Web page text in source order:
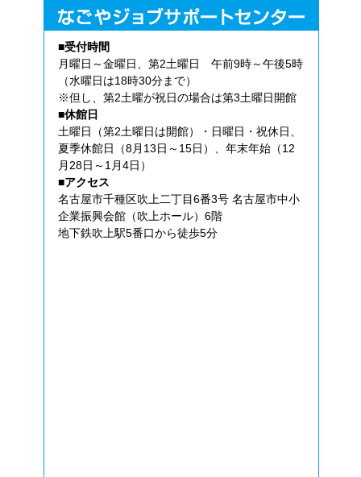
■受付時間
月曜日～金曜日、第2土曜日 午前9時～午後5時
（水曜日は18時30分まで）
※但し、第2土曜が祝日の場合は第3土曜日開館
■休館日
土曜日（第2土曜日は開館）・日曜日・祝休日、
夏季休館日（8月13日～15日）、年末年始（12
月28日～1月4日）
■アクセス
名古屋市千種区吹上二丁目6番3号 名古屋市中小
企業振興会館（吹上ホール）6階
地下鉄吹上駅5番口から徒歩5分